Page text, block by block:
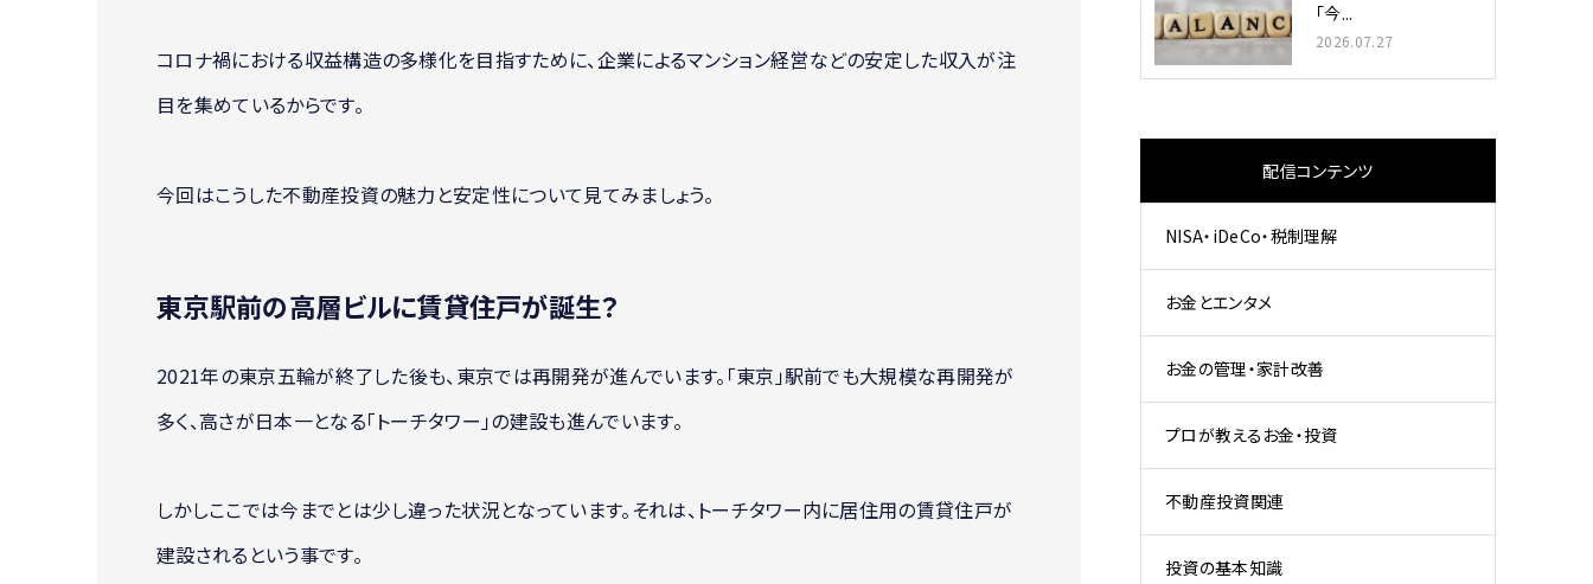
コロナ禍における収益構造の多様化を目指すために、企業によるマンション経営などの安定した収入が注
目を集めているからです。
今回はこうした不動産投資の魅力と安定性について見てみましょう。
東京駅前の高層ビルに賃貸住戸が誕生？
2021年の東京五輪が終了した後も、東京では再開発が進んでいます。「東京」駅前でも大規模な再開発が
多く、高さが日本一となる「トーチタワー」の建設も進んでいます。
しかしここでは今までとは少し違った状況となっています。それは、トーチタワー内に居住用の賃貸住戸が
建設されるという事です。
「今...
2026.07.27
配信コンテンツ
NISA・iDeCo・税制理解
お金とエンタメ
お金の管理・家計改善
プロが教えるお金・投資
不動産投資関連
投資の基本知識